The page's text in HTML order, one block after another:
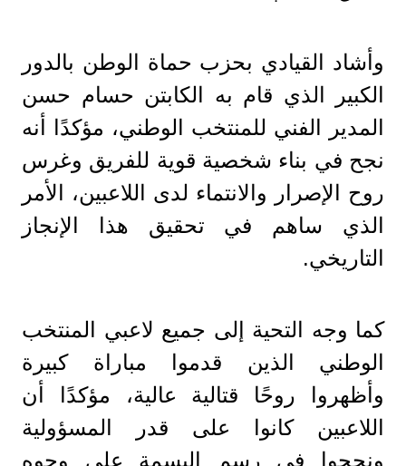
وأشاد القيادي بحزب حماة الوطن بالدور
الكبير الذي قام به الكابتن حسام حسن
المدير الفني للمنتخب الوطني، مؤكدًا أنه
نجح في بناء شخصية قوية للفريق وغرس
روح الإصرار والانتماء لدى اللاعبين، الأمر
الذي ساهم في تحقيق هذا الإنجاز
التاريخي.
كما وجه التحية إلى جميع لاعبي المنتخب
الوطني الذين قدموا مباراة كبيرة
وأظهروا روحًا قتالية عالية، مؤكدًا أن
اللاعبين كانوا على قدر المسؤولية
ونجحوا في رسم البسمة على وجوه